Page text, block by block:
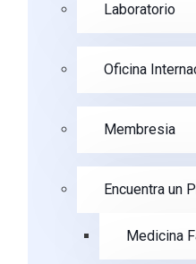
Laboratorio
Oficina
Membresia
Encuentra un
Medicina